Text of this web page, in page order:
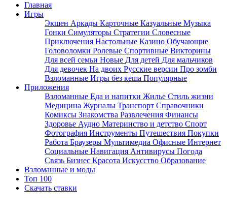
Главная
Игры
Экшен Аркады Карточные Казуальные Музыка
Гонки Симуляторы Стратегии Словесные
Приключения Настольные Казино Обучающие
Головоломки Ролевые Спортивные Викторины
Для всей семьи Новые Для детей Для мальчиков
Для девочек На двоих Русские версии Про зомби
Взломанные Игры без кеша Популярные
Приложения
Взломанные Еда и напитки Жилье Стиль жизни
Медицина Журналы Транспорт Справочники
Комиксы Знакомства Развлечения Финансы
Здоровье Аудио Материнство и детство Спорт
Фотография Инструменты Путешествия Покупки
Работа Браузеры Мультимедиа Офисные Интернет
Социальные Навигация Антивирусы Погода
Связь Бизнес Красота Искусство Образование
Взломанные и моды
Топ 100
Скачать ставки